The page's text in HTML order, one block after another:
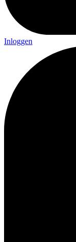
Inloggen